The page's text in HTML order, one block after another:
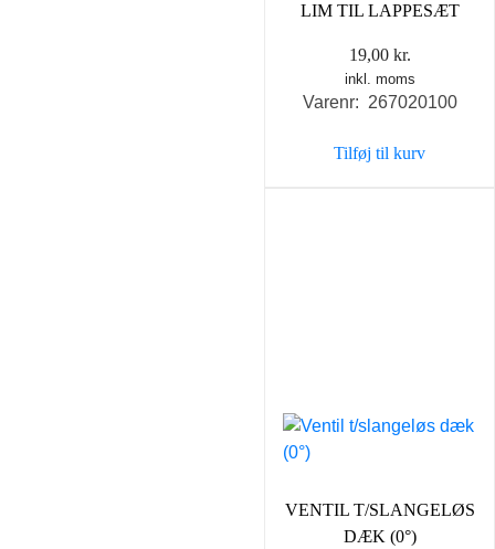
LIM TIL LAPPESÆT
19,00 kr.
inkl. moms
Varenr: 267020100
Tilføj til kurv
VENTIL T/SLANGELØS
DÆK (0°)